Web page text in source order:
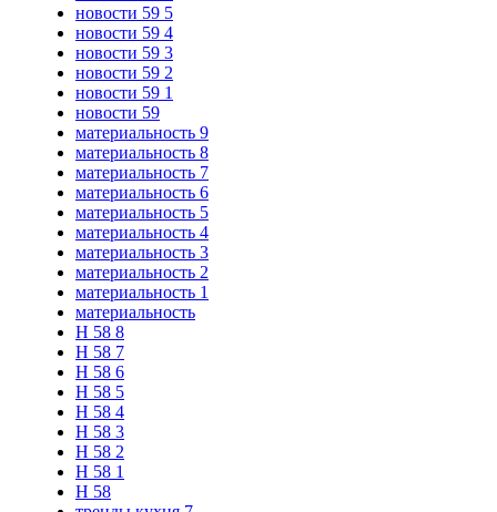
новости 59 5
новости 59 4
новости 59 3
новости 59 2
новости 59 1
новости 59
материальность 9
материальность 8
материальность 7
материальность 6
материальность 5
материальность 4
материальность 3
материальность 2
материальность 1
материальность
Н 58 8
Н 58 7
Н 58 6
Н 58 5
Н 58 4
Н 58 3
Н 58 2
Н 58 1
Н 58